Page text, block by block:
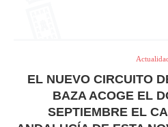
EL NUEVO CIRCUITO
BAZA ACOGE EL
SEPTIEMBRE EL